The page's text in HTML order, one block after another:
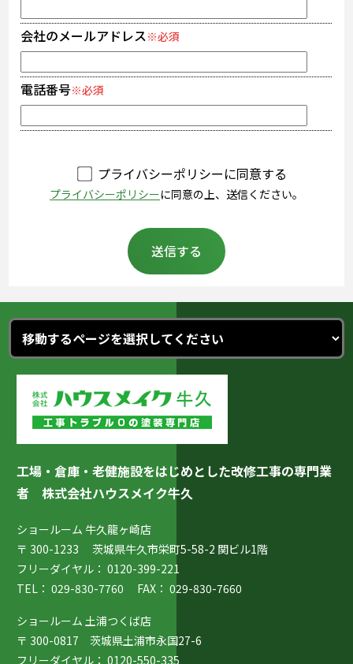
会社のメールアドレス※必須
電話番号※必須
プライバシーポリシーに同意する
プライバシーポリシーに同意の上、送信ください。
工場・倉庫・老健施設をはじめとした改修工事の専門業
者株式会社ハウスメイク牛久
ショールーム 牛久龍ヶ崎店
〒 300-1233 茨城県牛久市栄町5-58-2 関ビル1階
フリーダイヤル： 0120-399-221
TEL： 029-830-7760 FAX： 029-830-7660
ショールーム 土浦つくば店
〒 300-0817 茨城県土浦市永国27-6
フリーダイヤル： 0120-550-335